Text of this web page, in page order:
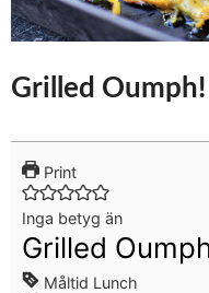
Grilled Oumph!
Print
Inga betyg än
Grilled
Måltid Lunch